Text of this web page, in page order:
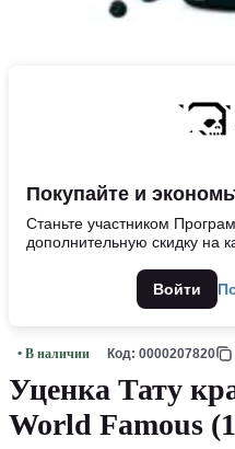
Покупайте и
Станьте участником
дополнительную скидку на
Войти
• В наличии Код: 0000207820
Уценка Тату
World Famous